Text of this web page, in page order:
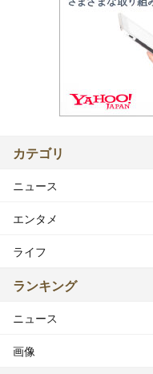
カテゴリ
ニュース
エンタメ
ライフ
ランキング
ニュース
画像